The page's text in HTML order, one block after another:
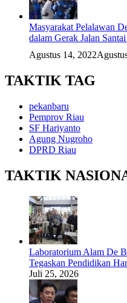
Masyarakat Pelalawan
dalam Gerak Jalan
Agustus 14, 2022
TAKTIK TAG
pekanbaru
Pemprov Riau
SF Hariyanto
Agung Nugroho
DPRD Riau
TAKTIK
Laboratorium Alam De
Tegaskan Pendidikan
Juli 25, 2026